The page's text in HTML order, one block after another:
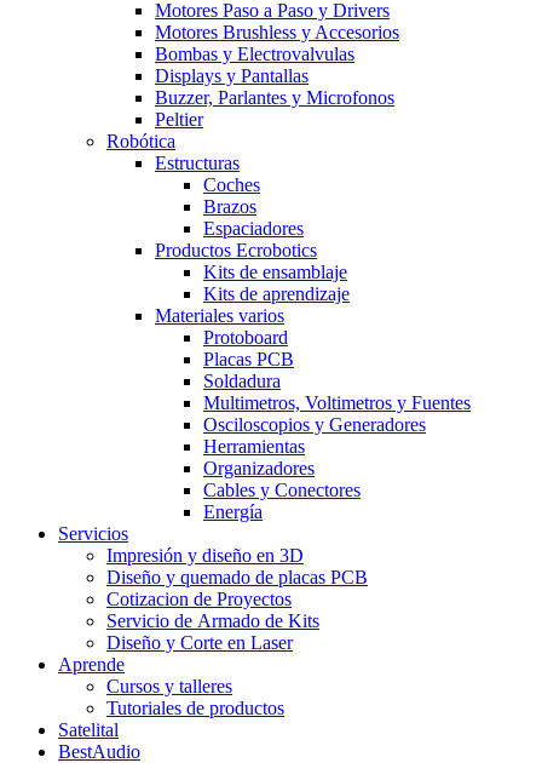
Motores Paso a Paso y Drivers
Motores Brushless y Accesorios
Bombas y Electrovalvulas
Displays y Pantallas
Buzzer, Parlantes y Microfonos
Peltier
Robótica
Estructuras
Coches
Brazos
Espaciadores
Productos Ecrobotics
Kits de ensamblaje
Kits de aprendizaje
Materiales varios
Protoboard
Placas PCB
Soldadura
Multimetros, Voltimetros y Fuentes
Osciloscopios y Generadores
Herramientas
Organizadores
Cables y Conectores
Energía
Servicios
Impresión y diseño en 3D
Diseño y quemado de placas PCB
Cotizacion de Proyectos
Servicio de Armado de Kits
Diseño y Corte en Laser
Aprende
Cursos y talleres
Tutoriales de productos
Satelital
BestAudio